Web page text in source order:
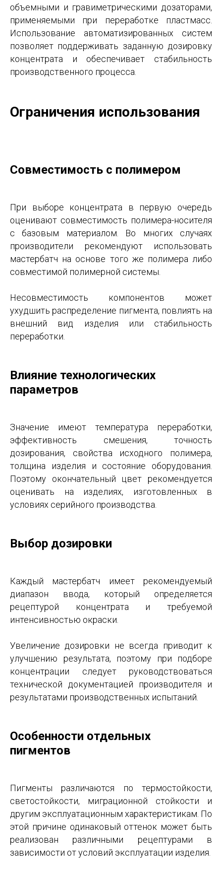
объемными и гравиметрическими дозаторами,
применяемыми при переработке пластмасс.
Использование автоматизированных систем
позволяет поддерживать заданную дозировку
концентрата и обеспечивает стабильность
производственного процесса.
Ограничения использования
Совместимость с полимером
При выборе концентрата в первую очередь
оценивают совместимость полимера-носителя
с базовым материалом. Во многих случаях
производители рекомендуют использовать
мастербатч на основе того же полимера либо
совместимой полимерной системы.
Несовместимость компонентов может
ухудшить распределение пигмента, повлиять на
внешний вид изделия или стабильность
переработки.
Влияние технологических
параметров
Значение имеют температура переработки,
эффективность смешения, точность
дозирования, свойства исходного полимера,
толщина изделия и состояние оборудования.
Поэтому окончательный цвет рекомендуется
оценивать на изделиях, изготовленных в
условиях серийного производства.
Выбор дозировки
Каждый мастербатч имеет рекомендуемый
диапазон ввода, который определяется
рецептурой концентрата и требуемой
интенсивностью окраски.
Увеличение дозировки не всегда приводит к
улучшению результата, поэтому при подборе
концентрации следует руководствоваться
технической документацией производителя и
результатами производственных испытаний.
Особенности отдельных
пигментов
Пигменты различаются по термостойкости,
светостойкости, миграционной стойкости и
другим эксплуатационным характеристикам. По
этой причине одинаковый оттенок может быть
реализован различными рецептурами в
зависимости от условий эксплуатации изделия.